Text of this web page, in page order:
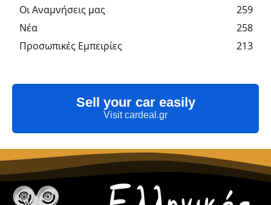
Οι Αναμνήσεις μας
259
Νέα
258
Προσωπικές Εμπειρίες
213
Sell your car easily
Visit cardeal.gr